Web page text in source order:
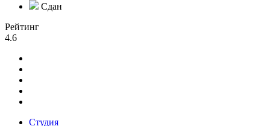
Сдан
Рейтинг
4.6
Студия